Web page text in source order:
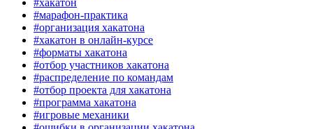
#хакатон
#марафон-практика
#организация хакатона
#хакатон в онлайн-курсе
#форматы хакатона
#отбор участников хакатона
#распределение по командам
#отбор проекта для хакатона
#программа хакатона
#игровые механики